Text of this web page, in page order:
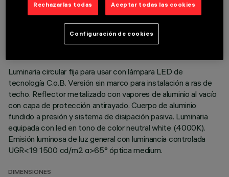
DATOS TÉCNICOS
ÚLTIMA ACTUALIZACIÓN: 01/08/2026
Luminaria circular fija para usar con lámpara LED de
tecnología C.o.B. Versión sin marco para instalación a ras de
techo. Reflector metalizado con vapores de aluminio al vacío
con capa de protección antirayado. Cuerpo de aluminio
fundido a presión y sistema de disipación pasiva. Luminaria
equipada con led en tono de color neutral white (4000K).
Emisión luminosa de luz general con luminancia controlada
UGR<19 1500 cd/m2 α>65° óptica medium.
DIMENSIONES
Rechazarlas todas Aceptar todas las cookies
Configuración de cookies